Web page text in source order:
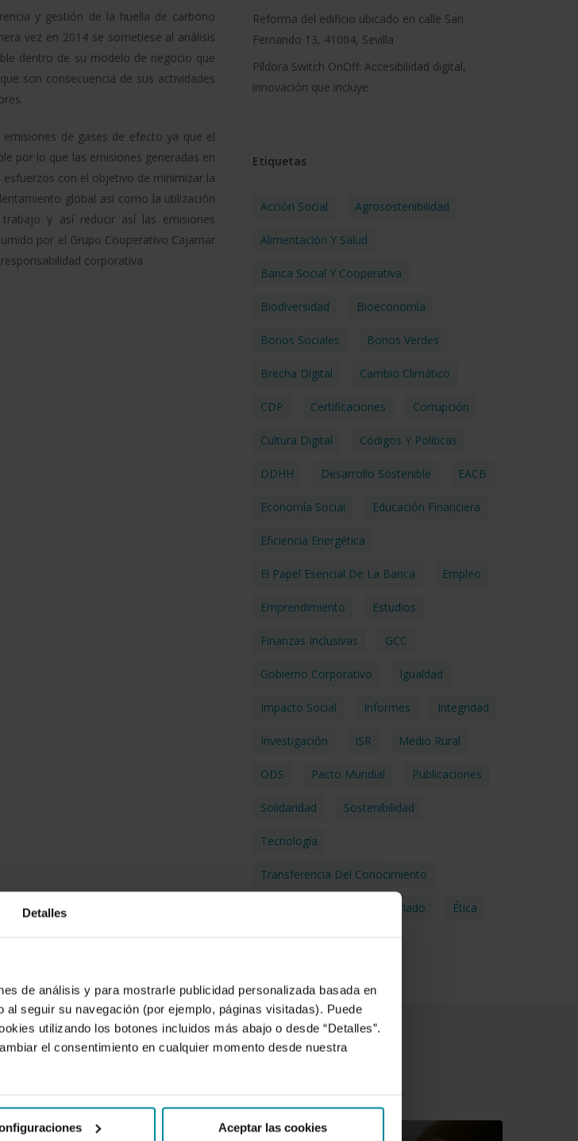
Detalles
de análisis y para mostrarle publicidad personalizada basada en
seguir su navegación (por ejemplo, páginas visitadas). Puede
utilizando los botones incluidos más abajo o desde “Detalles”.
el consentimiento en cualquier momento desde nuestra
Aceptar las cookies
y gestión de la huella de carbono
vez en 2014 se sometiese al anàlisis
dentro de su modelo de negocio que
son consecuencia de sus actividades
de gases de efecto ya que el
por lo que las emisiones generadas en
con el objetivo de minimizar la
global así como la utilización
y así reducir así las emisiones
por el Grupo Cooperativo Cajamar
corporativa.
Reforma del edificio ubicado en calle San
Fernando 13, 41004, Sevilla
Píldora Switch OnOff: Accesibilidad digital,
innovación que incluye
Etiquetas
Acción Social Agrosostenibilidad
Alimentación Y Salud
Banca Social Y Cooperativa
Biodiversidad Bioeconomía
Bonos Sociales Bonos Verdes
Brecha Digital Cambio Climático
CDP Certificaciones Corrupción
Cultura Digital Códigos Y Políticas
DDHH Desarrollo Sostenible EACB
Economía Social Educación Financiera
Eficiencia Energética
El Papel Esencial De La Banca Empleo
Emprendimiento Estudios
Finanzas Inclusivas GCC
Gobierno Corporativo Igualdad
Impacto Social Informes Integridad
Investigación ISR Medio Rural
ODS Pacto Mundial Publicaciones
Solidaridad Sostenibilidad
Tecnología
Transferencia Del Conocimiento
Voluntariado Ética
Tercer